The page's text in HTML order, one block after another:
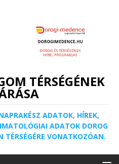
TÉRSÉGÉNEK
ADATOK, HÍREK,
ADATOK DOROG
TÉRSÉGÉRE VONATKOZÓAN.